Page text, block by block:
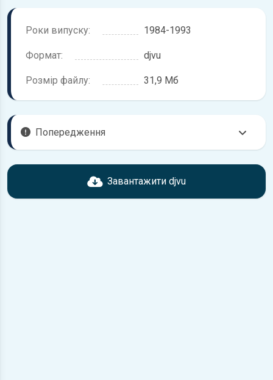
Роки випуску: 1984-1993
Формат: djvu
Розмір файлу: 31,9 Мб
Попередження
Перед завантаженням ознайомтесь з характеристиками
Volkswagen Jetta, що надані в книзі. Можливі розбіжності,
Завантажити djvu